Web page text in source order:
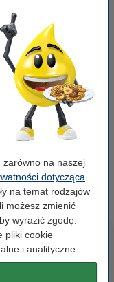
zarówno na naszej
dotycząca
na temat rodzajów
możesz zmienić
wyrazić zgodę.
pliki cookie
i analityczne.
(3x)
123drukuj